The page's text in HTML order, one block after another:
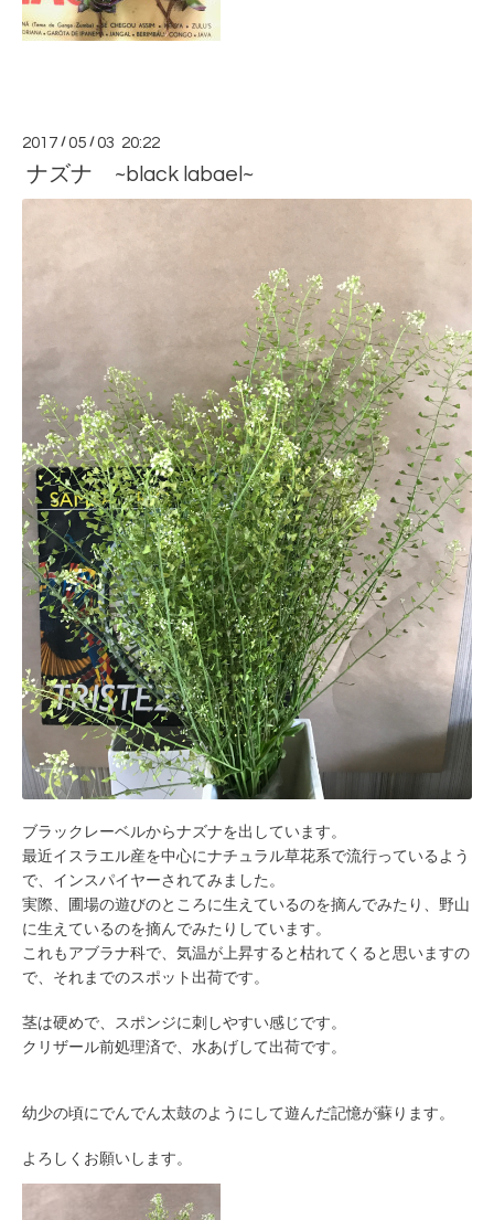
2017 /05 /03 20:22
ナズナ ~black labael~
ブラックレーベルからナズナを出しています。
最近イスラエル産を中心にナチュラル草花系で流行っているよう
で、インスパイヤーされてみました。
実際、圃場の遊びのところに生えているのを摘んでみたり、野山
に生えているのを摘んでみたりしています。
これもアブラナ科で、気温が上昇すると枯れてくると思いますの
で、それまでのスポット出荷です。
茎は硬めで、スポンジに刺しやすい感じです。
クリザール前処理済で、水あげして出荷です。
幼少の頃にでんでん太鼓のようにして遊んだ記憶が蘇ります。
よろしくお願いします。